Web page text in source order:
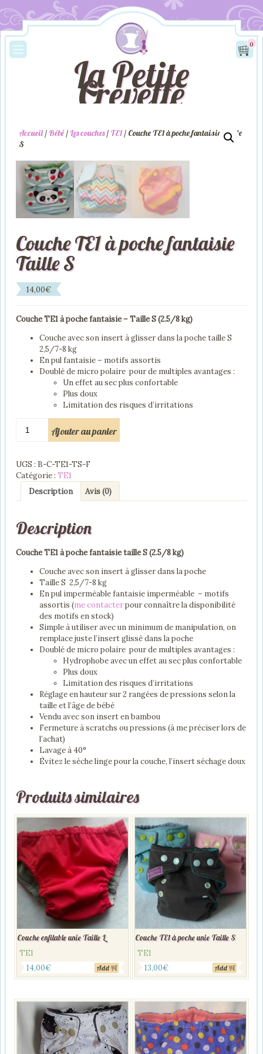
La Petite
Crevette
0
Accueil/ Bébé/ Les couches/ TE1/ Couche TE1 à poche fantaisie Taille
S
Couche TE1 à poche fantaisie
Taille S
14,00€
Couche TE1 à poche fantaisie – Taille S (2.5/8 kg)
Couche avec son insert à glisser dans la poche taille S
2,5/7-8 kg
En pul fantaisie – motifs assortis
Doublé de micro polaire pour de multiples avantages :
Un effet au sec plus confortable
Plus doux
Limitation des risques d’irritations
à
poche
fantaisie
Taille
Ajouter au panier
UGS : B-C-TE1-TS-F
Catégorie : TE1
Description
Avis (0)
Description
Couche TE1 à poche fantaisie taille S (2.5/8 kg)
Couche avec son insert à glisser dans la poche
Taille S 2,5/7-8 kg
En pul imperméable fantaisie imperméable – motifs
assortis (me contacterpour connaître la disponibilité
des motifs en stock)
Simple à utiliser avec un minimum de manipulation, on
remplace juste l’insert glissé dans la poche
Doublé de micro polaire pour de multiples avantages :
Hydrophobe avec un effet au sec plus confortable
Plus doux
Limitation des risques d’irritations
Réglage en hauteur sur 2 rangées de pressions selon la
taille et l’âge de bébé
Vendu avec son insert en bambou
Fermeture à scratchs ou pressions (à me préciser lors de
l’achat)
Lavage à 40°
Évitez le sèche linge pour la couche, l’insert séchage doux
Produits similaires
Couche enfilable unie Taille L
TE1
14,00€ Add
Couche TE1 à poche unie Taille S
TE1
13,00€ Add